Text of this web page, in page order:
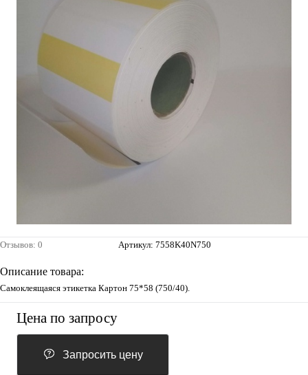
Отзывов: 0 Артикул: 7558K40N750
Описание товара:
Самоклеящаяся этикетка Картон 75*58 (750/40).
Цена по запросу
Запросить цену